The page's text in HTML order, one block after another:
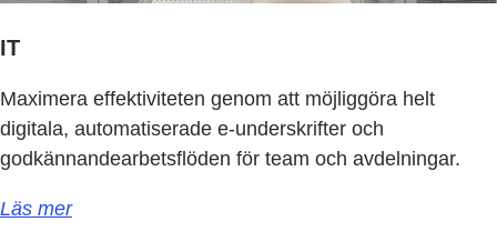
IT
Maximera effektiviteten genom att möjliggöra helt
digitala, automatiserade e-underskrifter och
godkännandearbetsflöden för team och avdelningar.
Läs mer